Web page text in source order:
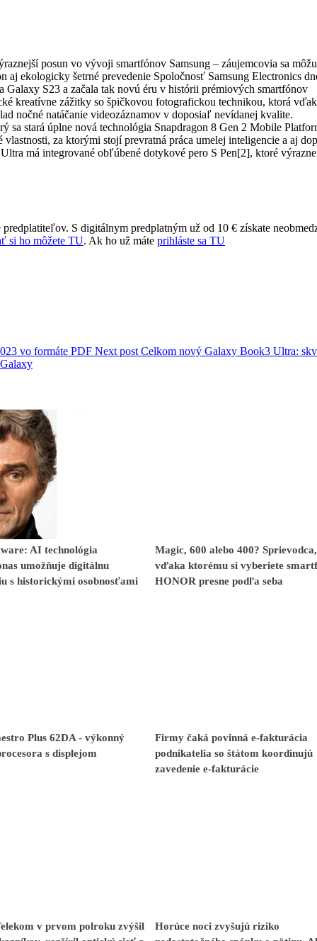
posun vo vývoji smartfónov Samsung – záujemcovia sa
ekologicky šetrné prevedenie Spoločnosť Samsung Electronics
S23 a začala tak novú éru v histórii prémiových smartfónov
kreatívne zážitky so špičkovou fotografickou technikou, ktorá
nočné natáčanie videozáznamov v doposiaľ nevídanej kvalite.
sa stará úplne nová technológia Snapdragon 8 Gen 2 Mobile
za ktorými stojí prevratná práca umelej inteligencie a aj
má integrované obľúbené dotykové pero S Pen[2], ktoré výrazne
S digitálnym predplatným už od 10 € získate
si ho môžete TU. Ak ho už máte prihláste sa TU
vo formáte PDF Next post Celkom nový Galaxy Book3 Ultra:
AI technológia
umožňuje digitálnu
s historickými osobnosťami
Magic, 600 alebo 400? Sprievodca,
vďaka ktorému si vyberiete
HONOR presne podľa seba
Plus 62DA - výkonný
s displejom
Firmy čaká povinná e-fakturácia
podnikatelia so štátom koordinujú
zavedenie e-fakturácie
v prvom polroku zvýšil
Horúce noci zvyšujú riziko